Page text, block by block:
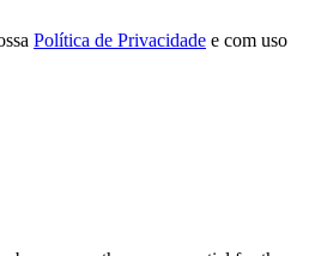
Política de Privacidade e com uso